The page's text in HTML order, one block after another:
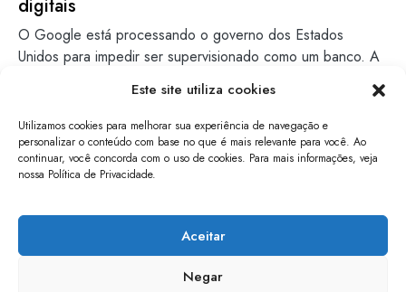
Este site utiliza cookies
Utilizamos cookies para melhorar sua experiência de navegação e
personalizar o conteúdo com base no que é mais relevante para você. Ao
continuar, você concorda com o uso de cookies. Para mais informações, veja
nossa Política de Privacidade.
Aceitar
Negar
digitais
O Google está processando o governo dos Estados
Unidos para impedir ser supervisionado como um banco. A
11/12/2024
Leia mais
papo de software